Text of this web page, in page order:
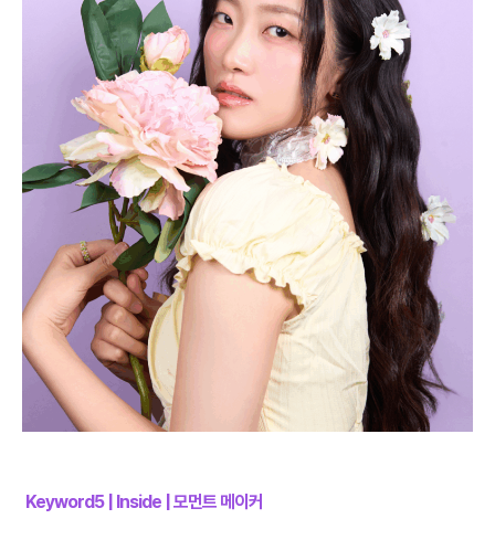
Keyword5 | Inside | 모먼트 메이커